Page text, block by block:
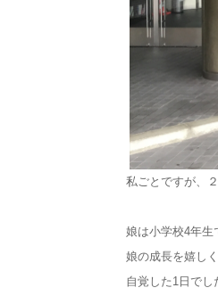
私ごとですが、
娘は小学校4年生
娘の成長を嬉し
自覚した1日でし